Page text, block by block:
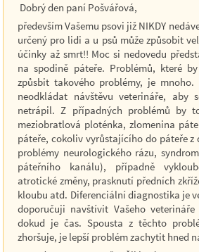
Dobrý den paní Pošvářová,
především Vašemu psovi již NIKDY
určený pro lidi a u psů může způsobit
účinky až smrt!! Moc si nedovedu
na spodině páteře. Problémů, které
způsbit takového problémy, je
neodkládat návštěvu veterináře, aby
netrápil. Z případných problémů by
meziobratlová ploténka, zlomenina
páteře, cokoliv vyrůstajícího do páteře
problémy neurologického rázu,
páteřního kanálu), případně
atrotické změny, prasknutí předních
kloubu atd. Diferenciální diagnostika je
doporučuji navštívit Vašeho
dokud je čas. Spousta z těchto
zhoršuje, je lepší problém zachytit hned